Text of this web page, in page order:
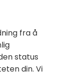
fra å
status
din. Vi